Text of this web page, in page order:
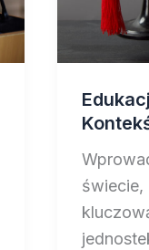
świecie,